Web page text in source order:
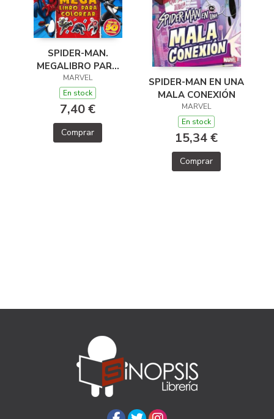
SPIDER-MAN.
MEGALIBRO PARA
COLOREAR 2
MARVEL
En stock
7,40 €
Comprar
SPIDER-MAN EN UNA
MALA CONEXIÓN
MARVEL
En stock
15,34 €
Comprar